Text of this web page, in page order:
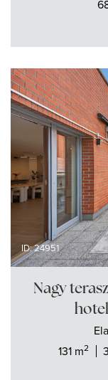
ID: 24951
Nagy
131 m2